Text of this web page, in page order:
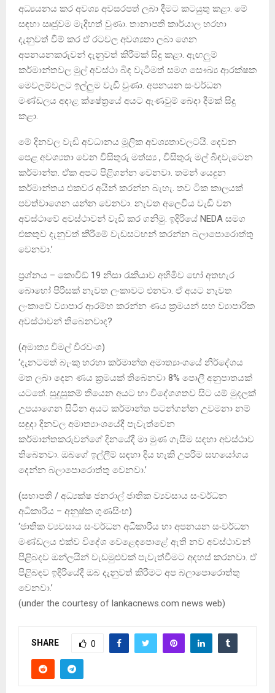
අධ්‍යයනය කර අවශ්‍ය අවසරපත් ලබා දීමට කටයුතු කළා. මේ
සඳහා ඍජුවම මැදිහත් වුණා. තානාපති කාර්යාල හරහා
දැනුවත් වීම් කර ඒ රටවල අවශ්‍යතා ලබා ගෙන
අපනයනකරුවන් දැනුවත් කිරීමක් සිදු කළා. ඇඟලුම්
කර්මාන්තවල මුල් අවස්ථා බිඳ වැටීමත් සමග සෞඛ්‍ය ආරක්ෂක
මෙවලම්වලට ඉල්ලුම වැඩි වුණා. අපනයන සංවර්ධන
මණ්ඩලය අදාළ ක්ෂේත්‍රයේ අයට ඇණවුම් බෙදා දීමක් සිදු
කළා.
මේ දිනවල වැඩි අවධානය මූලික අවශ්‍යතාවලටයි. දෙවන
පෙළ අවශ්‍යතා වෙන විසිතුරු මත්ස්‍ය , විසිතුරු මල් බිඳවැටෙන
කර්මාන්ත. ඒක අපට පිළිගන්න වෙනවා. තමන් යෙදුන
කර්මාන්තය එකවර අයින් කරන්න බැහැ. තව ටික කාලයක්
පවත්වාගෙන යන්න වෙනවා. නැවත අලෙවිය වැඩි වන
අවස්ථාවේ අවස්ථාවන් වැඩි කර ගනිමු. ඉදිරියේ NEDA සමග
එකතුව දැනුවත් කිරීමේ වැඩසටහන් කරන්න බලාපොරොත්තු
වෙනවා.’
ප්‍රශ්නය – කොවිඞ් 19 නිසා රැකියාව අහිමිව හෝ අතහැර
බොහෝ පිරිසක් නැවත ලංකාවට එනවා. ඒ අයට නැවත
ලංකාවේ ව්‍යාපාර ආරම්භ කරන්න ණය ක්‍රමයන් සහ ව්‍යාපාරික
අවස්ථාවන් තිබෙනවාද?
(අමාත්‍ය විමල් වීරවංශ)
‘දැනටමත් බැංකු හරහා කර්මාන්ත අමාත්‍යාංශයේ නිර්දේශය
මත ලබා දෙන ණය ක්‍රමයක් තිබෙනවා 8% පොලී අනුපාතයක්
යටතේ. සුදුසුකම් තියෙන අයට හා විදේශගතව සිට යම් මුදලක්
උපයාගෙන සිටින අයට කර්මාන්ත පටන්ගන්න උවමනා නම්
සඳුදා දිනවල අමාත්‍යාංශයේදී පැවැත්වෙන
කර්මාන්තකරුවන්ගේ දිනයේදී මා මුණ ගැසීම සඳහා අවස්ථාව
තිබෙනවා. ඔබගේ ඉල්ලීම් සඳහා දිය හැකි උපරිම සහයෝගය
දෙන්න බලාපොරොත්තු වෙනවා.’
(සභාපති / අධ්‍යක්ෂ ජනරාල් ජාතික ව්‍යවසාය සංවර්ධන
අධිකාරිය – අනුෂ්ක ගුණසිංහ)
‘ජාතික ව්‍යවසාය සංවර්ධන අධිකාරිය හා අපනයන සංවර්ධන
මණ්ඩලය එක්ව විදේශ වෙළෙඳපොළේ ඇති නව අවස්ථාවන්
පිළිබදව ඔන්ලයින් වැඩමුළුවක් පැවැත්වීමට අදහස් කරනවා. ඒ
පිළිබඳව ඉදිරියේදී ඔබ දැනුවත් කිරීමට අප බලාපොරොත්තු
වෙනවා.’
(under the courtesy of lankacnews.com news web)
SHARE 0